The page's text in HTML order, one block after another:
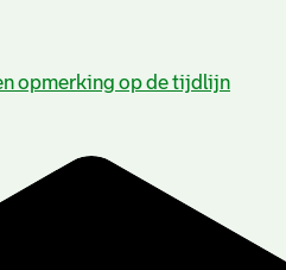
opmerking op de tijdlijn